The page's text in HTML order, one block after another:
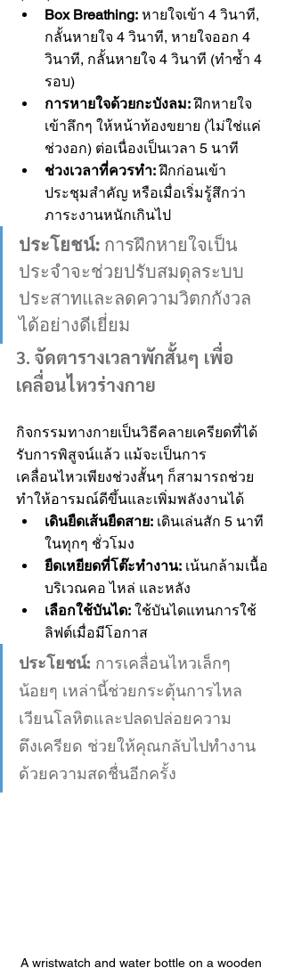
Box Breathing: หายใจเข้า 4 วินาที,
กลั้นหายใจ 4 วินาที, หายใจออก 4
วินาที, กลั้นหายใจ 4 วินาที (ทำซ้ำ 4
รอบ)
การหายใจด้วยกะบังลม: ฝึกหายใจ
เข้าลึกๆ ให้หน้าท้องขยาย (ไม่ใช่แค่
ช่วงอก) ต่อเนื่องเป็นเวลา 5 นาที
ช่วงเวลาที่ควรทำ: ฝึกก่อนเข้า
ประชุมสำคัญ หรือเมื่อเริ่มรู้สึกว่า
ภาระงานหนักเกินไป
ประโยชน์: การฝึกหายใจเป็น
ประจำจะช่วยปรับสมดุลระบบ
ประสาทและลดความวิตกกังวล
ได้อย่างดีเยี่ยม
3. จัดตารางเวลาพักสั้นๆ เพื่อ
เคลื่อนไหวร่างกาย
กิจกรรมทางกายเป็นวิธีคลายเครียดที่ได้
รับการพิสูจน์แล้ว แม้จะเป็นการ
เคลื่อนไหวเพียงช่วงสั้นๆ ก็สามารถช่วย
ทำให้อารมณ์ดีขึ้นและเพิ่มพลังงานได้
เดินยืดเส้นยืดสาย: เดินเล่นสัก 5 นาที
ในทุกๆ ชั่วโมง
ยืดเหยียดที่โต๊ะทำงาน: เน้นกล้ามเนื้อ
บริเวณคอ ไหล่ และหลัง
เลือกใช้บันได: ใช้บันไดแทนการใช้
ลิฟต์เมื่อมีโอกาส
ประโยชน์: การเคลื่อนไหวเล็กๆ
น้อยๆ เหล่านี้ช่วยกระตุ้นการไหล
เวียนโลหิตและปลดปล่อยความ
ตึงเครียด ช่วยให้คุณกลับไปทำงาน
ด้วยความสดชื่นอีกครั้ง
A wristwatch and water bottle on a wooden